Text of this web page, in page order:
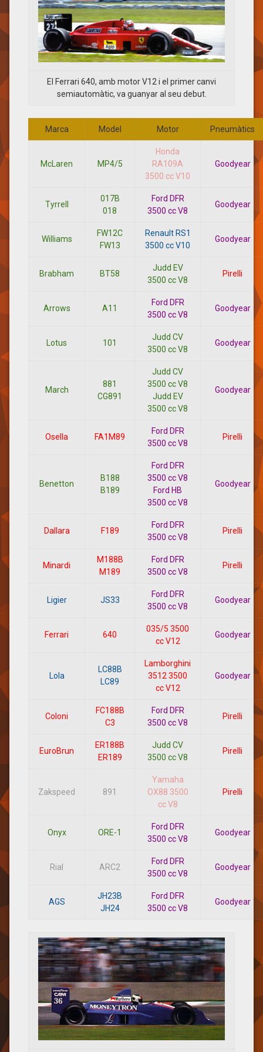
El Ferrari 640, amb motor V12 i el primer canvi
semiautomàtic, va guanyar al seu debut.
Marca Model Motor Pneumàtics
McLaren MP4/5
Honda
RA109A
3500 cc V10
Goodyear
Tyrrell
017B
018
Ford DFR
3500 cc V8
Goodyear
Williams
FW12C
FW13
Renault RS1
3500 cc V10
Goodyear
Brabham BT58
Judd EV
3500 cc V8
Pirelli
Arrows A11
Ford DFR
3500 cc V8
Goodyear
Lotus 101
Judd CV
3500 cc V8
Goodyear
March
881
CG891
Judd CV
3500 cc V8
Judd EV
3500 cc V8
Goodyear
Osella FA1M89
Ford DFR
3500 cc V8
Pirelli
Benetton
B188
B189
Ford DFR
3500 cc V8
Ford HB
3500 cc V8
Goodyear
Dallara F189
Ford DFR
3500 cc V8
Pirelli
Minardi
M188B
M189
Ford DFR
3500 cc V8
Pirelli
Ligier JS33
Ford DFR
3500 cc V8
Goodyear
Ferrari 640
035/5 3500
cc V12
Goodyear
Lola
LC88B
LC89
Lamborghini
3512 3500
cc V12
Goodyear
Coloni
FC188B
C3
Ford DFR
3500 cc V8
Pirelli
EuroBrun
ER188B
ER189
Judd CV
3500 cc V8
Pirelli
Zakspeed 891
Yamaha
OX88 3500
cc V8
Pirelli
Onyx ORE-1
Ford DFR
3500 cc V8
Goodyear
Rial ARC2
Ford DFR
3500 cc V8
Goodyear
AGS
JH23B
JH24
Ford DFR
3500 cc V8
Goodyear